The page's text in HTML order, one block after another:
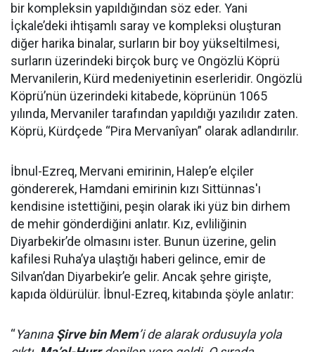
bir kompleksin yapıldığından söz eder. Yani
İçkale’deki ihtişamlı saray ve kompleksi oluşturan
diğer harika binalar, surların bir boy yükseltilmesi,
surların üzerindeki birçok burç ve Ongözlü Köprü
Mervanilerin, Kürd medeniyetinin eserleridir. Ongözlü
Köprü’nün üzerindeki kitabede, köprünün 1065
yılında, Mervaniler tarafından yapıldığı yazılıdır zaten.
Köprü, Kürdçede “Pira Mervanîyan” olarak adlandırılır.
İbnul-Ezreq, Mervani emirinin, Halep’e elçiler
göndererek, Hamdani emirinin kızı Sittünnas'ı
kendisine istettiğini, peşin olarak iki yüz bin dirhem
de mehir gönderdiğini anlatır. Kız, evliliğinin
Diyarbekir’de olmasını ister. Bunun üzerine, gelin
kafilesi Ruha’ya ulaştığı haberi gelince, emir de
Silvan’dan Diyarbekir’e gelir. Ancak şehre girişte,
kapıda öldürülür. İbnul-Ezreq, kitabında şöyle anlatır:
“YanınaŞirve bin Mem’i de alarak ordusuyla yola